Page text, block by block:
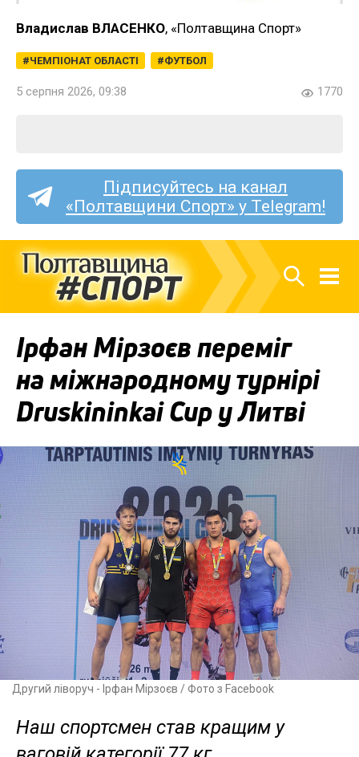
Владислав ВЛАСЕНКО, «Полтавщина Спорт»
ЧЕМПІОНАТ ОБЛАСТІ ФУТБОЛ
5 серпня 2026, 09:38 1770
Підписуйтесь на канал
«Полтавщини Спорт» у Telegram!
Ірфан Мірзоєв переміг
на міжнародному турнірі
Druskininkai Cup у Литві
Другий ліворуч - Ірфан Мірзоєв / Фото з Facebook
Наш спортсмен став кращим у